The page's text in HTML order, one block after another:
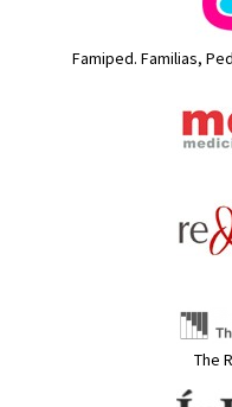
Famiped. Familias,
The